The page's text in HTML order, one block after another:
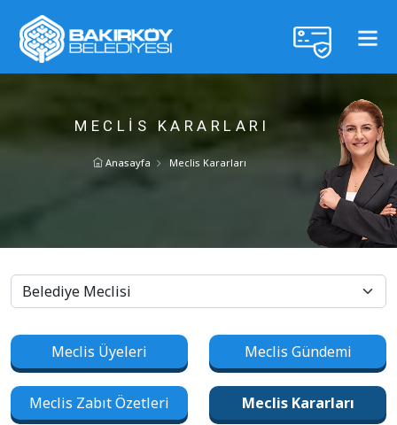
MECLIS KARARLARI
Anasayfa Meclis Kararları
Meclis Üyeleri Meclis Gündemi
Meclis Zabıt Özetleri Meclis Kararları